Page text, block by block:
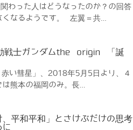
わった人はどうなったのか？の回答
なるようです。 左翼＝共...
戦士ガンダムthe origin 「誕
彗星」、2018年5月5日より、４
熊本の福岡のみ。長...
平和平和」とさけぶだけの思考